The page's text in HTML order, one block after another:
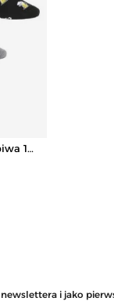
12-
newslettera i jako